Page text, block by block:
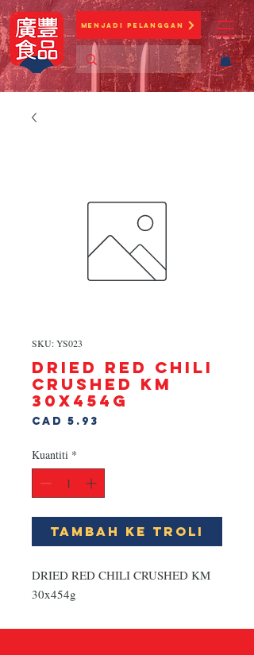
Menjadi Pelanggan
SKU: YS023
DRIED RED CHILI
CRUSHED KM
30x454g
CAD 5.93
Kuantiti *
Tambah ke Troli
DRIED RED CHILI CRUSHED KM
30x454g